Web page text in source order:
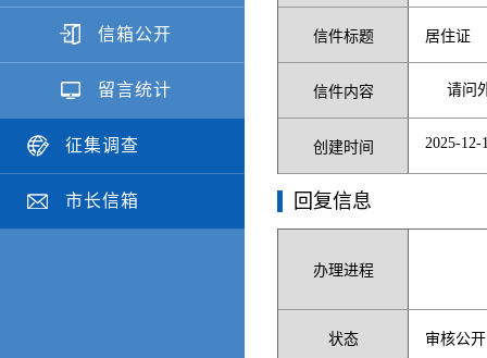
信箱公开
留言统计
征集调查
市长信箱
信件标题 居住证
信件内容 请问
创建时间 2025-12-
回复信息
办理进程
状态 审核公开